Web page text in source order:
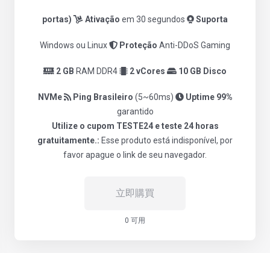
portas) Ativação em 30 segundos Suporta
Windows ou Linux Proteção Anti-DDoS Gaming
2 GB RAM DDR4 2 vCores 10 GB Disco
NVMe Ping Brasileiro (5~60ms)
Uptime 99%
garantido
Utilize o cupom TESTE24 e teste 24 horas
gratuitamente.: Esse produto está indisponível, por
favor apague o link de seu navegador.
立即購買
0 可用